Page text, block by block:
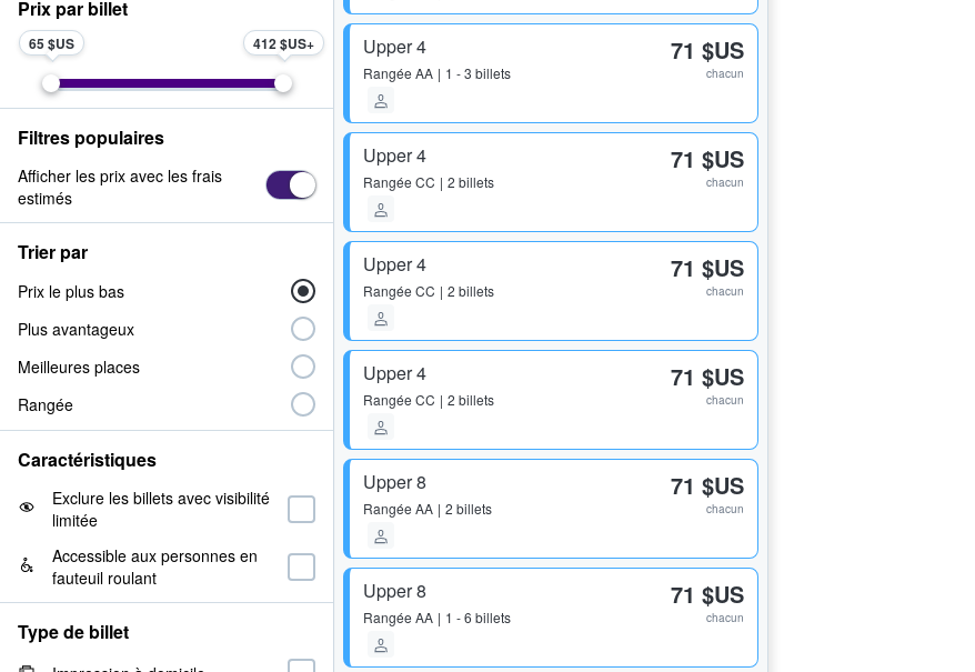
Upper 4
Rangée AA 1 - 3 billets
71 $US
chacun
Upper 4
Rangée CC 2 billets
71 $US
chacun
Upper 4
Rangée CC 2 billets
71 $US
chacun
Upper 4
Rangée CC 2 billets
71 $US
chacun
Upper 8
Rangée AA 2 billets
71 $US
chacun
Upper 8
Rangée AA 1 - 6 billets
71 $US
chacun
Prix par billet
65 $US 412 $US
Filtres populaires
Afficher les prix avec les frais
estimés
Trier par
Prix le plus bas
Plus avantageux
Meilleures places
Rangée
Caractéristiques
Exclure les billets avec visibilité
limitée
Accessible aux personnes en
fauteuil roulant
Type de billet